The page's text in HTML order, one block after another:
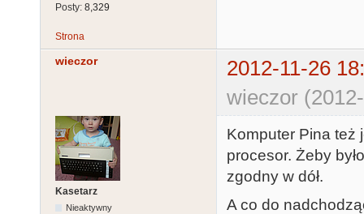
Posty: 8,329
Strona
wieczor
2012-11-26
wieczor
Kasetarz
Nieaktywny
Komputer Pina też
procesor. Żeby
zgodny w dół.
A co do